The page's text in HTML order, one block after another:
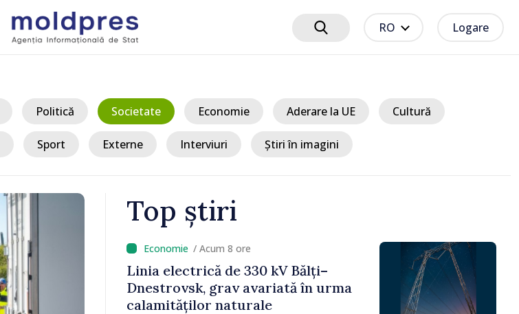
RO Logare
Politică Societate Economie Aderare la UE Cultură
Sport Externe Interviuri Știri în imagini
Top știri
/ Acum 9 ore
Sancțiuni disciplinare după vizita
delegației talibanilor în Republica
Moldova. Maia Sandu: „Este rușinos